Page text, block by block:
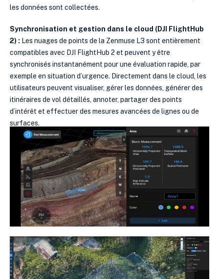
les données sont collectées.
Synchronisation et gestion dans le cloud (DJI FlightHub
2) : Les nuages de points de la Zenmuse L3 sont entièrement
compatibles avec DJI FlightHub 2 et peuvent y être
synchronisés instantanément pour une évaluation rapide, par
exemple en situation d’urgence. Directement dans le cloud, les
utilisateurs peuvent visualiser, gérer les données, générer des
itinéraires de vol détaillés, annoter, partager des points
d’intérêt et effectuer des mesures avancées de lignes ou de
surfaces.